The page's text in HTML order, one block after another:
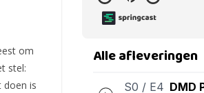
om
stel:
doen is